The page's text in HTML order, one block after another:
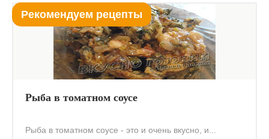
Рекомендуем рецепты
Рыба в томатном соусе
Рыба в томатном соусе - это и очень вкусно, и...